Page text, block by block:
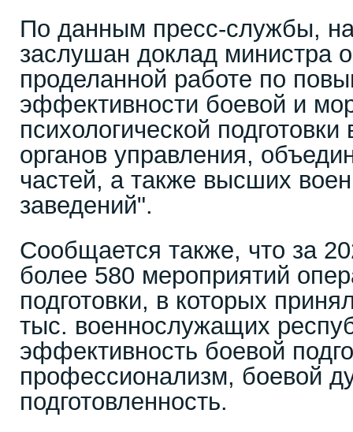
По данным пресс-службы,
заслушан доклад министра
проделанной работе по
эффективности боевой и
психологической
органов управления,
частей, а также высших
заведений".
Сообщается также, что за
более 580 мероприятий
подготовки, в которых
тыс. военнослужащих
эффективность боевой
профессионализм, боевой
подготовленность.